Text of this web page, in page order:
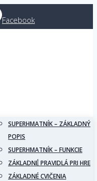
Facebook
SUPERHMATNÍK – ZÁKLADNÝ
POPIS
SUPERHMATNÍK – FUNKCIE
ZÁKLADNÉ PRAVIDLÁ PRI HRE
ZÁKLADNÉ CVIČENIA